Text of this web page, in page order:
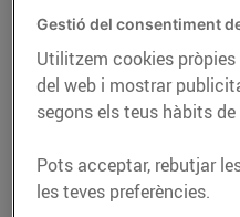
GASTRONOMIA I
Gestió del consentiment
Utilitzem cookies pròpies
del web i mostrar
segons els teus hàbits
Pots acceptar, rebutjar
les teves preferències.